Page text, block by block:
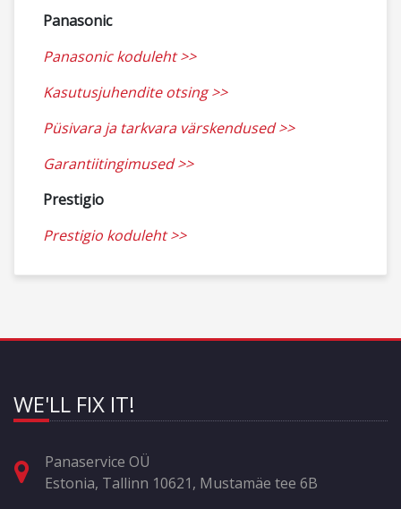
Panasonic
Panasonic koduleht >>
Kasutusjuhendite otsing >>
Püsivara ja tarkvara värskendused >>
Garantiitingimused >>
Prestigio
Prestigio koduleht >>
WE'LL FIX IT!
Panaservice OÜ
Estonia, Tallinn 10621, Mustamäe tee 6B